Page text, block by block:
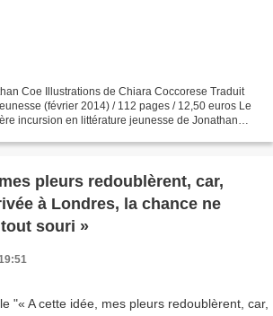
Coe Illustrations de Chiara Coccorese Traduit
(février 2014) / 112 pages / 12,50 euros Le
incursion en littérature jeunesse de Jonathan
pleurs redoublèrent, car,
à Londres, la chance ne
souri »